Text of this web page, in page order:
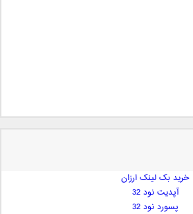
خرید بک لینک ارزان
آپدیت نود 32
پسورد نود 32